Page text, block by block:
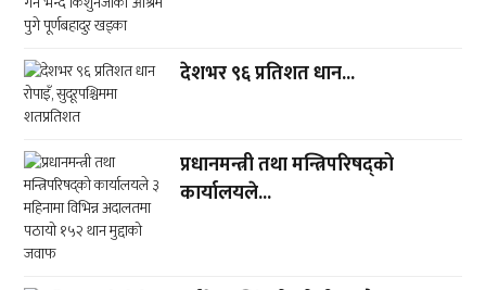
देशभर ९६ प्रतिशत धान...
प्रधानमन्त्री तथा मन्त्रिपरिषद्को
कार्यालयले...